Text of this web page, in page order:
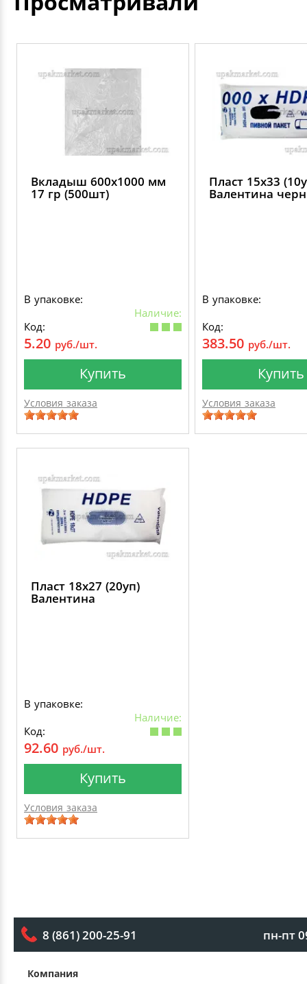
Вкладыш 600х1000 мм
17 гр (500шт)
В упаковке:
Наличие:
Код:
5.20 руб./шт.
Купить
Условия заказа
Пласт 15х33
Валентина
В упаковке:
Код:
383.50 руб./шт.
Купить
Условия заказа
Пласт 18х27 (20уп)
Валентина
В упаковке:
Наличие:
Код:
92.60 руб./шт.
Купить
Условия заказа
8 (861) 200-25-91 пн-пт
Компания